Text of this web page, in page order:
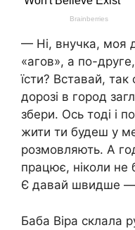
— Ні, внучка, моя
«агов», а по-
їсти? Вставай,
дорозі в город
збери. Ось тоді і
жити ти будеш у
розмовляють. А
працює, ніколи
Є давай швидше —
Баба Віра склала